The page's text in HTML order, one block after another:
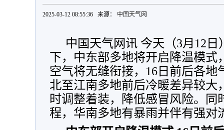
2025-03-12 08:55:36 来源： 中国天气网
中国天气网讯 今天（3月12
下，中东部多地将开启降温模式
空气将无缝衔接，16日前后各地
北至江南多地前后冷暖差异较大
时调整着装，降低感冒风险。同
程，华南多地有暴雨并伴有强对